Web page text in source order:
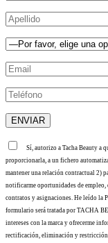
Sí, autorizo a Tacha Beauty a
proporcionarla, a un fichero
mantener una relación contractual 2)
notificarme oportunidades de
contratos y asignaciones. He leído la
formulario será tratada por TACHA
intereses con la marca y ofrecerme
rectificación, eliminación y restricción